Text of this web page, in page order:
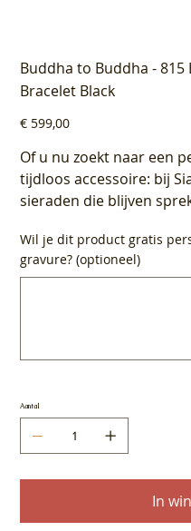
Buddha to Buddha - 815
Bracelet Black
Prijs
€ 599,00
Of u nu zoekt naar een
tijdloos accessoire: bij
sieraden die blijven
Wil je dit product gratis
gravure? (optioneel)
Aantal
In